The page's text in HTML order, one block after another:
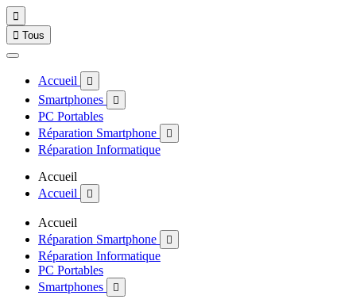

 Tous
Accueil 
Smartphones 
PC Portables
Réparation Smartphone

Réparation Informatique
Accueil
Accueil

Accueil
Réparation Smartphone

Réparation Informatique
PC Portables
Smartphones
